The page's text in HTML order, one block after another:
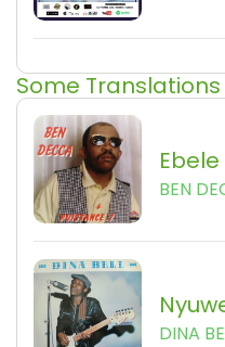
Some Translations
BEN
DINA